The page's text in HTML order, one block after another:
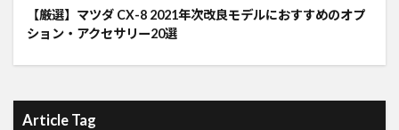
【厳選】マツダ CX-8 2021年次改良モデルにおすすめのオプ
ション・アクセサリー20選
Article Tag